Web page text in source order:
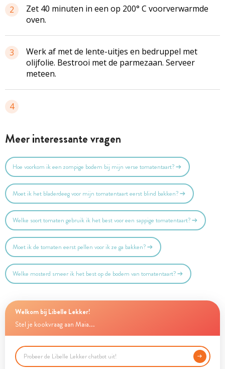
2
Zet 40 minuten in een op 200° C voorverwarmde
oven.
3
Werk af met de lente-uitjes en bedruppel met
olijfolie. Bestrooi met de parmezaan. Serveer
meteen.
4
Meer interessante vragen
Hoe voorkom ik een zompige bodem bij mijn verse tomatentaart?
Moet ik het bladerdeeg voor mijn tomatentaart eerst blind bakken?
Welke soort tomaten gebruik ik het best voor een sappige tomatentaart?
Moet ik de tomaten eerst pellen voor ik ze ga bakken?
Welke mosterd smeer ik het best op de bodem van tomatentaart?
Welkom bij Libelle Lekker!
Stel je kookvraag aan Maia...